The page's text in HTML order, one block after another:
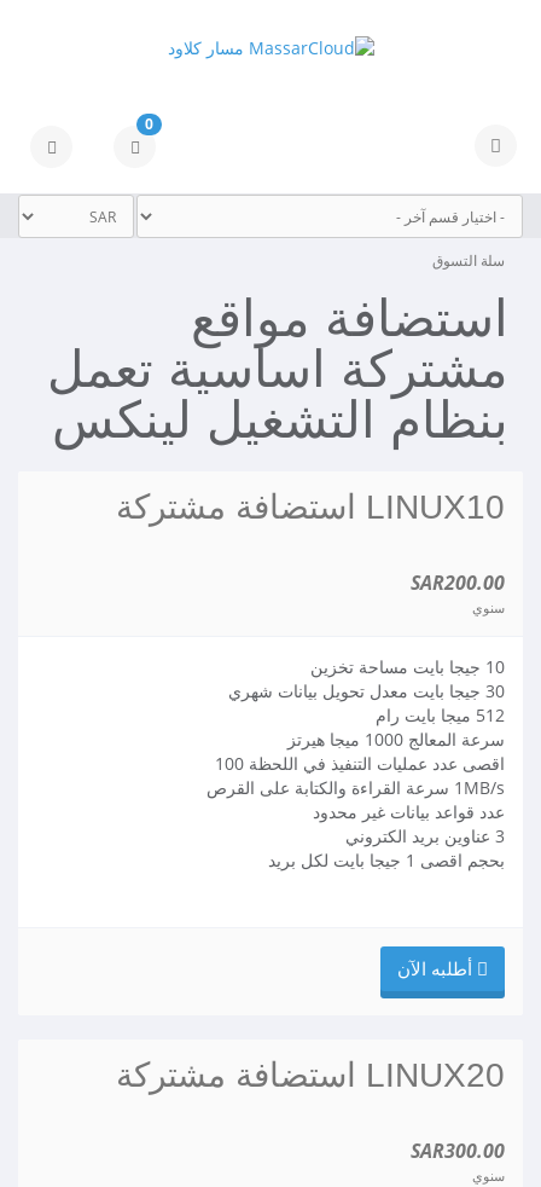
تبديل
0
سلة التسوق
استضافة مواقع
مشتركة اساسية تعمل
بنظام التشغيل لينكس
LINUX10 استضافة مشتركة
SAR200.00
سنوي
10 جيجا بايت مساحة تخزين
30 جيجا بايت معدل تحويل بيانات شهري
512 ميجا بايت رام
سرعة المعالج 1000 ميجا هيرتز
اقصى عدد عمليات التنفيذ في اللحظة 100
1MB/s سرعة القراءة والكتابة على القرص
عدد قواعد بيانات غير محدود
3 عناوين بريد الكتروني
بحجم اقصى 1 جيجا بايت لكل بريد
أطلبه الآن
LINUX20 استضافة مشتركة
SAR300.00
سنوي